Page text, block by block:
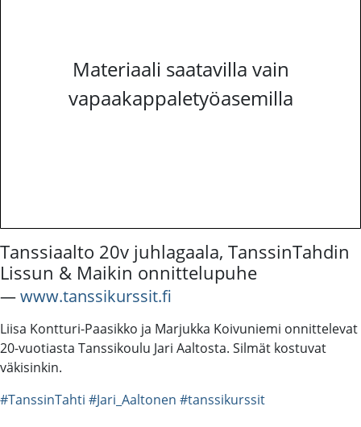
Materiaali saatavilla vain
vapaakappaletyöasemilla
Tanssiaalto 20v juhlagaala, TanssinTahdin
Lissun & Maikin onnittelupuhe
―www.tanssikurssit.fi
Liisa Kontturi-Paasikko ja Marjukka Koivuniemi onnittelevat
20-vuotiasta Tanssikoulu Jari Aaltosta. Silmät kostuvat
väkisinkin.
#TanssinTahti #Jari_Aaltonen #tanssikurssit